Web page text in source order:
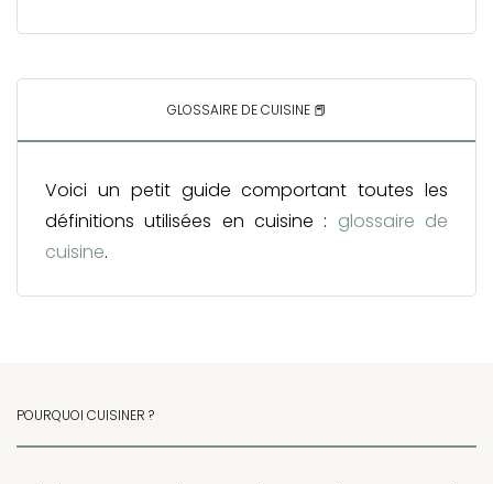
GLOSSAIRE DE CUISINE 📕
Voici un petit guide comportant toutes les
définitions utilisées en cuisine : glossaire de
cuisine.
POURQUOI CUISINER ?